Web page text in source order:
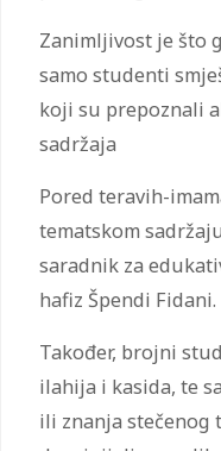
Zanimljivost je što
samo studenti
koji su prepoznali
sadržaja
Pored teravih-
tematskom
saradnik za
hafiz Špendi Fidani.
Također, brojni
ilahija i kasida, te
ili znanja stečenog